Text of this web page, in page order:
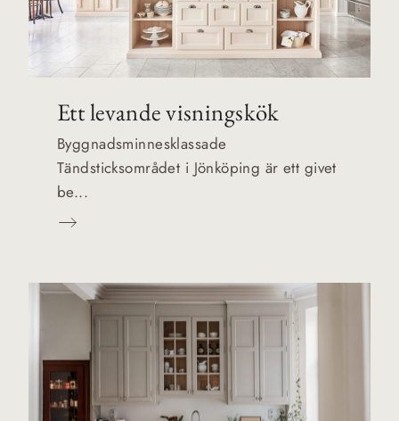
Ett levande visningskök
Byggnadsminnesklassade
Tändsticksområdet i Jönköping är ett givet
be...